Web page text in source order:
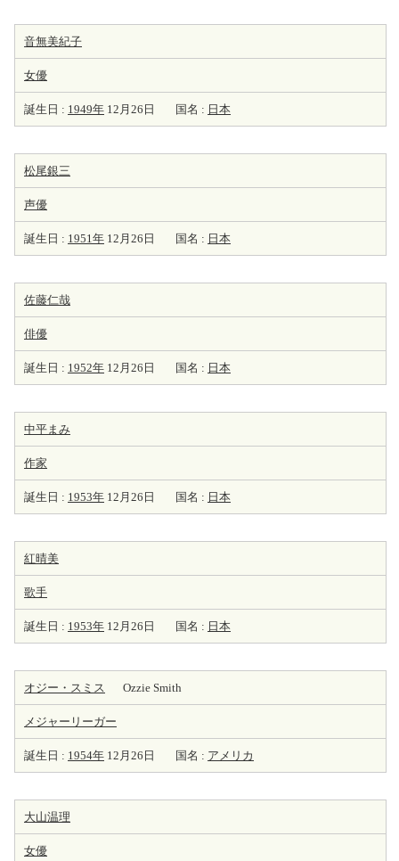
音無美紀子
女優
誕生日 : 1949年 12月26日 国名 : 日本
松尾銀三
声優
誕生日 : 1951年 12月26日 国名 : 日本
佐藤仁哉
俳優
誕生日 : 1952年 12月26日 国名 : 日本
中平まみ
作家
誕生日 : 1953年 12月26日 国名 : 日本
紅晴美
歌手
誕生日 : 1953年 12月26日 国名 : 日本
オジー・スミス Ozzie Smith
メジャーリーガー
誕生日 : 1954年 12月26日 国名 : アメリカ
大山温理
女優